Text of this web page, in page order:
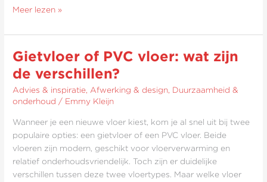
Meer lezen »
Gietvloer of PVC vloer: wat zijn
de verschillen?
Advies & inspiratie, Afwerking & design, Duurzaamheid &
onderhoud / Emmy Kleijn
Wanneer je een nieuwe vloer kiest, kom je al snel uit bij twee
populaire opties: een gietvloer of een PVC vloer. Beide
vloeren zijn modern, geschikt voor vloerverwarming en
relatief onderhoudsvriendelijk. Toch zijn er duidelijke
verschillen tussen deze twee vloertypes. Maar welke vloer
Gietvloer
of
PVC
vloer:
wat
zijn
verschillen?